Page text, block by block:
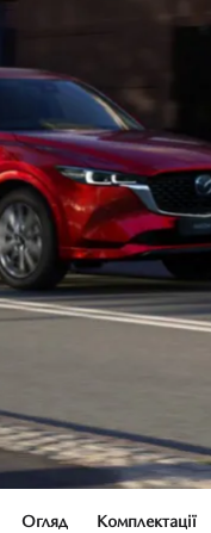
Огляд Комплектації